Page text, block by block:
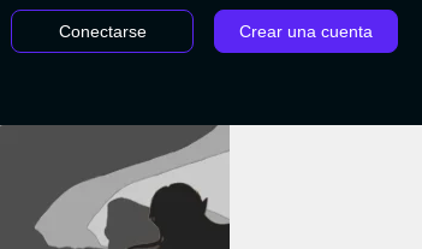
Conectarse Crear una cuenta